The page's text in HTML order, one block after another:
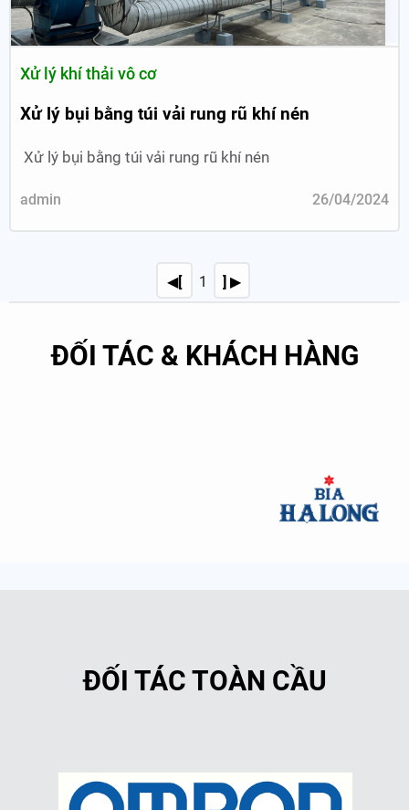
Xử lý khí thải vô cơ
Xử lý bụi bằng túi vải rung rũ khí nén
Xử lý bụi bằng túi vải rung rũ khí nén
admin 26/04/2024
◀[ 1 ] ▶
ĐỐI TÁC & KHÁCH HÀNG
ĐỐI TÁC TOÀN CẦU